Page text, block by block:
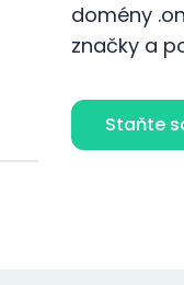
domény
značky a
Staňte